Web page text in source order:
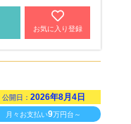
お気に入り登録
公開日： 2026年8月4日
月々お支払い9万円台～